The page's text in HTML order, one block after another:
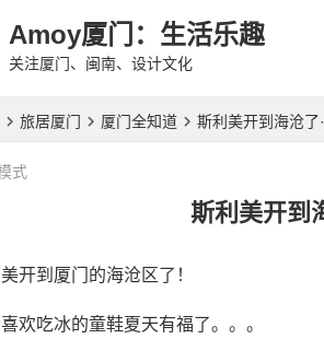
Amoy厦门：生活乐趣
关注厦门、闽南、设计文化
旅居厦门 厦门全知道 斯利美开到海沧了
斯利美开到
式
开到厦门的海沧区了！
欢吃冰的童鞋夏天有福了。。。